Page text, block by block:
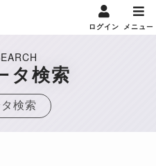
ログイン メニュー
タ検索
検索